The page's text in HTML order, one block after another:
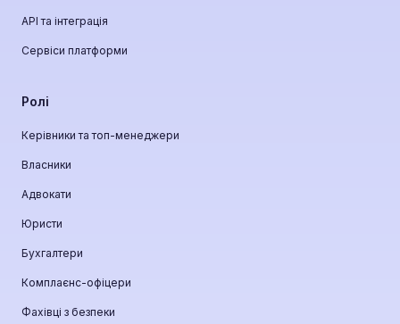
API та інтеграція
Сервіси платформи
Ролі
Керівники та топ-менеджери
Власники
Адвокати
Юристи
Бухгалтери
Комплаєнс-офіцери
Фахівці з безпеки